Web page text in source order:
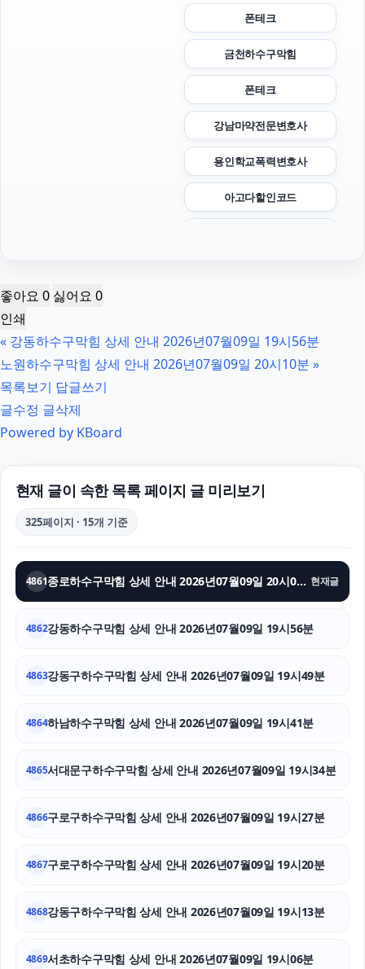
폰테크
금천하수구막힘
폰테크
강남마약전문변호사
용인학교폭력변호사
아고다할인코드
개인회생중대출
수원법무법인
폰테크
축구반티
강동구치과
파양보호소
서대문구하수구막힘
좋아요 0 싫어요 0
인쇄
« 강동하수구막힘 상세 안내 2026년07월09일 19시56분
노원하수구막힘 상세 안내 2026년07월09일 20시10분 »
목록보기 답글쓰기
글수정 글삭제
Powered by KBoard
현재 글이 속한 목록 페이지 글 미리보기
325페이지 · 15개 기준
4861 종로하수구막힘 상세 안내 2026년07월09일 20시03분 현재글
4862강동하수구막힘 상세 안내 2026년07월09일 19시56분
4863강동구하수구막힘 상세 안내 2026년07월09일 19시49분
4864하남하수구막힘 상세 안내 2026년07월09일 19시41분
4865서대문구하수구막힘 상세 안내 2026년07월09일 19시34분
4866구로구하수구막힘 상세 안내 2026년07월09일 19시27분
4867구로구하수구막힘 상세 안내 2026년07월09일 19시20분
4868강동구하수구막힘 상세 안내 2026년07월09일 19시13분
4869서초하수구막힘 상세 안내 2026년07월09일 19시06분